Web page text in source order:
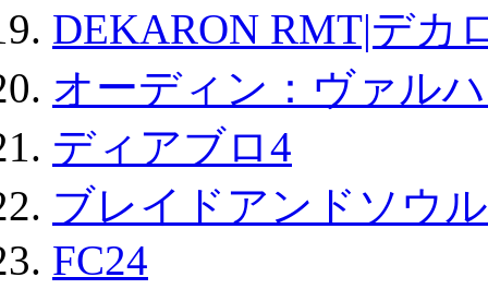
DEKARON RMT|デカ
オーディン：ヴァル
ディアブロ4
ブレイドアンドソウ
FC24